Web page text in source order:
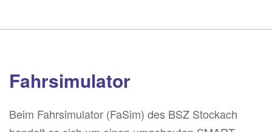
Fahrsimulator
Beim Fahrsimulator (FaSim) des BSZ Stockach